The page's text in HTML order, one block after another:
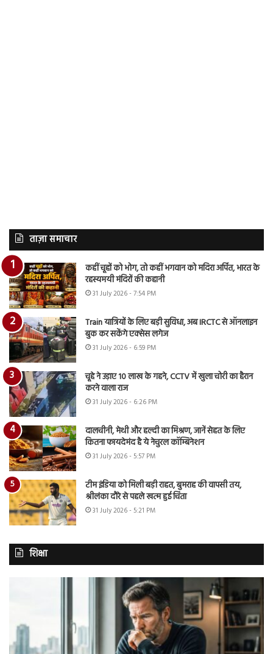
ताज़ा समाचार
कहीं चूहों को भोग, तो कहीं भगवान को मदिरा अर्पित, भारत के
रहस्यमयी मंदिरों की कहानी
31 July 2026 - 7:54 PM
Train यात्रियों के लिए बड़ी सुविधा, अब IRCTC से ऑनलाइन
बुक कर सकेंगे एक्सेस लगेज
31 July 2026 - 6:59 PM
चूहे ने उड़ाए 10 लाख के गहने, CCTV में खुला चोरी का हैरान
करने वाला राज
31 July 2026 - 6:26 PM
दालचीनी, मेथी और हल्दी का मिश्रण, जानें सेहत के लिए
कितना फायदेमंद है ये नेचुरल कॉम्बिनेशन
31 July 2026 - 5:57 PM
टीम इंडिया को मिली बड़ी राहत, बुमराह की वापसी तय,
श्रीलंका दौरे से पहले खत्म हुई चिंता
31 July 2026 - 5:21 PM
शिक्षा